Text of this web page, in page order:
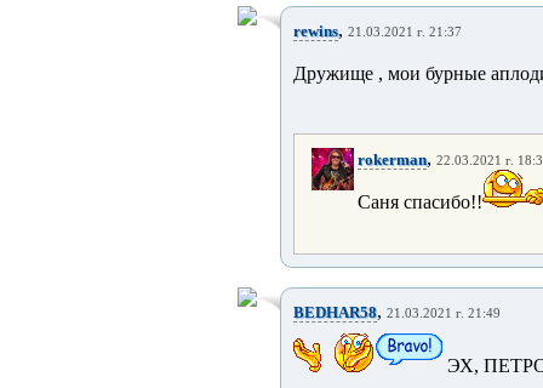
rewins, 21.03.2021 г. 21:37
Дружище , мои бурные
rokerman, 22.03.2021 г.
Саня спасибо!!
BEDHAR58, 21.03.2021 г. 21:49
ЭХ,